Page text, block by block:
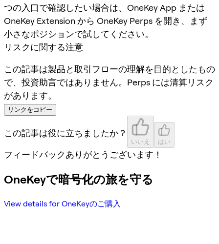
つの入口で確認したい場合は、OneKey App または
OneKey Extension から OneKey Perps を開き、まず
小さなポジションで試してください。
リスクに関する注意
この記事は製品と取引フローの理解を目的としたもの
で、投資助言ではありません。Perps には清算リスク
があります。
リンクをコピー
この記事は役に立ちましたか？
いいえ はい
フィードバックありがとうございます！
OneKeyで暗号化の旅を守る
View details for OneKeyのご購入